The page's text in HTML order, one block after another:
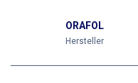
ORAFOL
Hersteller